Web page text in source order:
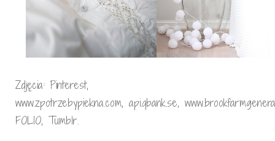
Zdjęcia: Pinterest,
www.zpotrzebypiekna.com, api.qbank.se,
FOLIO, Tumblr.